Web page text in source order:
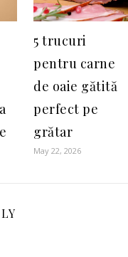
5 trucuri
pentru carne
de oaie gătită
perfect pe
grătar
May 22, 2026